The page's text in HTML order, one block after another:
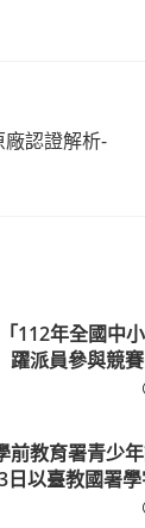
廠認證解析-
112年全國中
躍派員參與競
前教育署青少
日以臺教國署